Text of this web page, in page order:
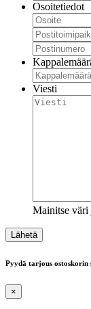
Osoitetiedot
Viesti
Mainitse väri
Pyydä tarjous ostoskorin
×